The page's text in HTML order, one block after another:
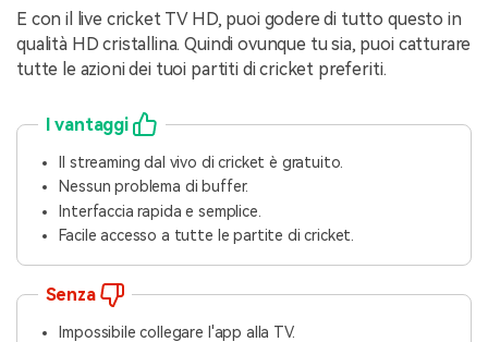
E con il live cricket TV HD, puoi godere di tutto questo in
qualità HD cristallina. Quindi ovunque tu sia, puoi catturare
tutte le azioni dei tuoi partiti di cricket preferiti.
I vantaggi
Il streaming dal vivo di cricket è gratuito.
Nessun problema di buffer.
Interfaccia rapida e semplice.
Facile accesso a tutte le partite di cricket.
Senza
Impossibile collegare l'app alla TV.